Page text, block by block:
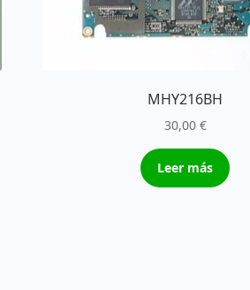
MHY216BH
30,00 €
Leer más